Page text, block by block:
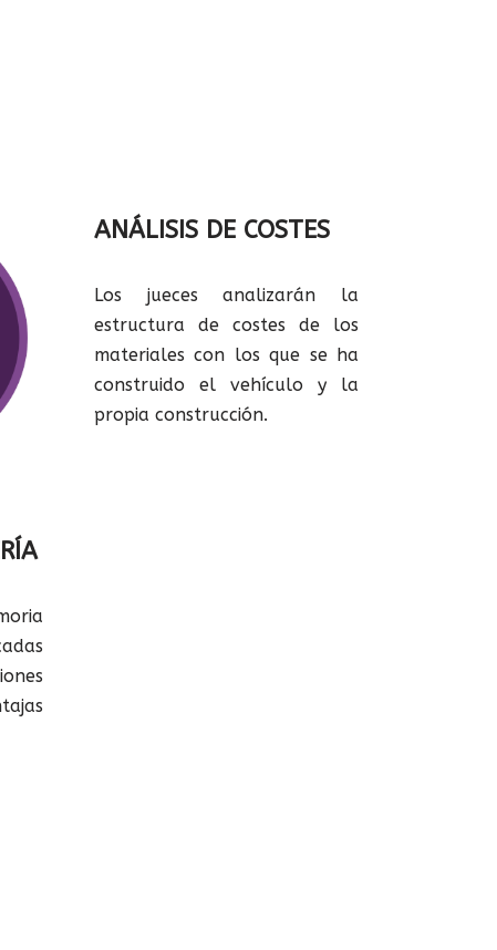
ANÁLISIS DE COSTES
Los jueces analizarán la
estructura de costes de los
materiales con los que se ha
construido el vehículo y la
propia construcción.